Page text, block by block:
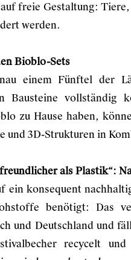
freie Gestaltung:
werden.
Bioblo-Sets
einem Fünftel der
Bausteine vollständig
zu Hause haben,
und 3D-Strukturen in
als Plastik“:
ein konsequent
benötigt: Das
und Deutschland und
recycelt